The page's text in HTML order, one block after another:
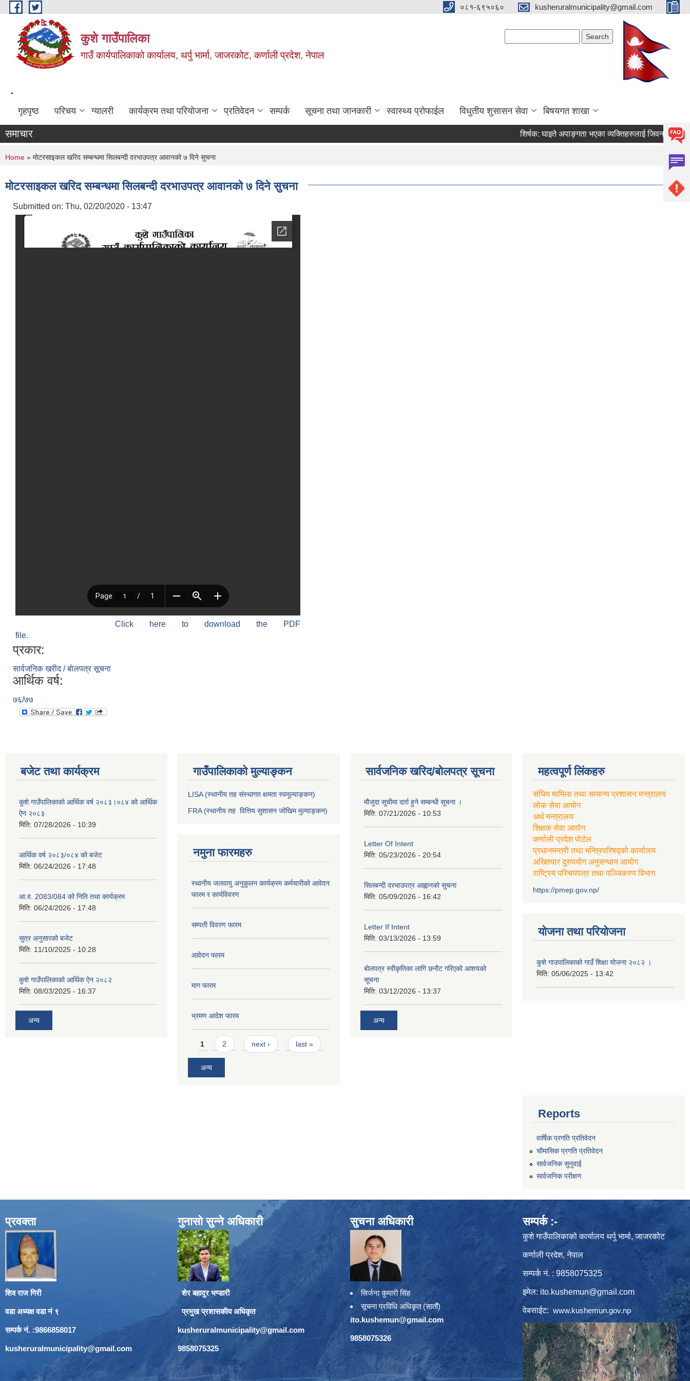
Skip to main content ०८१-६९५०६० kusheruralmunicipality@gmail.com
कुशे गाउँपालिका
गाउँ कार्यपालिकाको कार्यालय, थर्पु भार्मा, जाजरकोट, कर्णाली प्रदेश, नेपाल
.
गृहपृष्ठ परिचय ग्यालरी कार्यक्रम तथा परियोजना प्रतिवेदन सम्पर्क सूचना तथा जानकारी स्वास्थ्य प्रोफाईल विधुतीय शुसासन सेवा बिषयगत शाखा
समाचार घाइते अपाङ्गता भएका व्यक्तिहरुलाई जिवन निर्वाह भत्ता र
You are here
Home » मोटरसाइकल खरिद सम्बन्धमा सिलबन्दी दरभाउपत्र आवानको ७ दिने सुचना
मोटरसाइकल खरिद सम्बन्धमा सिलबन्दी दरभाउपत्र आवानको ७ दिने सुचना
Submitted on: Thu, 02/20/2020 - 13:47
Click here to download the PDF
file.
प्रकार:
सार्वजनिक खरीद / बोलपत्र सूचना
आर्थिक वर्ष:
७६/७७
बजेट तथा कार्यक्रम
कुशे गाउँपालिकाकाे आर्थिक वर्ष २०८३।०८४ को आर्थिक
ऐन २०८३
मिति: 07/28/2026 - 10:39
आर्थिक वर्ष २०८३/०८४ को बजेट
मिति: 06/24/2026 - 17:48
आ.व. 2083/084 को निति तथा कार्यक्रम
मिति: 06/24/2026 - 17:48
सुत्र अनुसारको बजेट
मिति: 11/10/2025 - 10:28
कुशे गाउँपालिकाको आर्थिक ऐन २०८२
मिति: 08/03/2025 - 16:37
अन्य
गाउँपालिकाको मुल्याङ्कन
LISA (स्थानीय तह संस्थागत क्षमता स्वमूल्याङ्कन)
FRA (स्थानीय तह वित्तिय सुशासन जोखिम मुल्याङ्कन)
नमुना फारमहरु
स्थानीय जलवायु अनुकुलन कार्यक्रम कर्मचारीको आवेदन
फारम र कार्यविवरण
सम्पती विवरण फारम
आवेदन फारम
माग फारम
भ्रमण आदेश फारम
Pages
1 2 next › last »
अन्य
सार्वजनिक खरिद/बोलपत्र सूचना
मौजुदा सूचीमा दर्ता हुने सम्बन्धी सूचना ।
मिति: 07/21/2026 - 10:53
Letter Of Intent
मिति: 05/23/2026 - 20:54
सिलबन्दी दरभाउपत्र आह्वानको सुचना
मिति: 05/09/2026 - 16:42
Letter If Intent
मिति: 03/13/2026 - 13:59
बोलपत्र स्वीकृतिका लागि छनौट गरिएको आशयको
सूचना
मिति: 03/12/2026 - 13:37
अन्य
महत्वपूर्ण लिंकहरु
संघिय मामिला तथा सामान्य प्रशासन मन्त्रालय
लोक सेवा आयोग
अर्थ मन्त्रालय
शिक्षक सेवा आयोग
कर्णाली प्रदेश पोर्टल
प्रधानमन्त्री तथा मन्त्रिपरिषद्को कार्यालय
अख्तियार दुरुपयोग अनुसन्धान आयोग
राष्ट्रिय परिचयपत्र तथा पञ्जिकरण विभाग
https://pmep.gov.np/
योजना तथा परियोजना
कुशे गाउपालिकाको गाउँ शिक्षा योजना २०८२ ।
मिति: 05/06/2025 - 13:42
Reports
वार्षिक प्रगति प्रतिवेदन
चौमासिक प्रगति प्रतिवेदन
सार्वजनिक सुनुवाई
सार्वजनिक परीक्षण
प्रवक्ता
शिव राज गिरी
वडा अध्यक्ष वडा नं ९
सम्पर्क नं. :9866858017
kusheruralmunicipality@gmail.com
गुनासो सुन्ने अधिकारी
शेर बहादुर भण्डारी
प्रमुख प्रशासकीय अधिकृत
kusheruralmunicipality@gmail.com
9858075325
सुचना अधिकारी
सिर्जना कुमारी सिंह
सूचना प्रविधि अधिकृत (सातौं)
ito.kushemun@gmail.com
9858075326
सम्पर्क :-
कुशे गाउँपालिकाको कार्यालय थर्पु भार्मा, जाजरकोट
कर्णाली प्रदेश, नेपाल
सम्पर्क नं. : 9858075325
इमेल: ito.kushemun@gmail.com
वेबसाईट: www.kushemun.gov.np